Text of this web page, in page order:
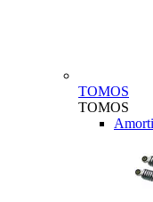
TOMOS
TOMOS